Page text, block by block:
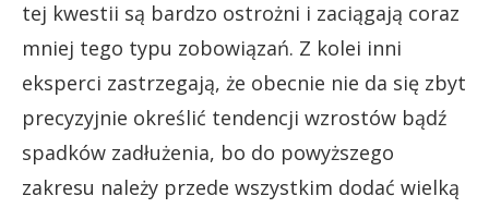
tej kwestii są bardzo ostrożni i zaciągają coraz
mniej tego typu zobowiązań. Z kolei inni
eksperci zastrzegają, że obecnie nie da się zbyt
precyzyjnie określić tendencji wzrostów bądź
spadków zadłużenia, bo do powyższego
zakresu należy przede wszystkim dodać wielką